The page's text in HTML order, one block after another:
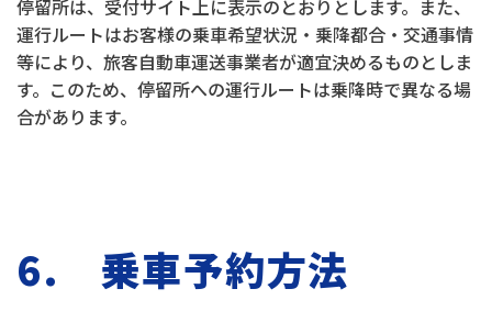
停留所は、受付サイト上に表示のとおりとします。また、
運行ルートはお客様の乗車希望状況・乗降都合・交通事情
等により、旅客自動車運送事業者が適宜決めるものとしま
す。このため、停留所への運行ルートは乗降時で異なる場
合があります。
6. 乗車予約方法